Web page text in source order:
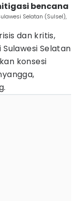
bencana
Selatan (Sulsel),
dan kritis,
Selatan
konsesi